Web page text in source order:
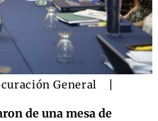
General
de una mesa de